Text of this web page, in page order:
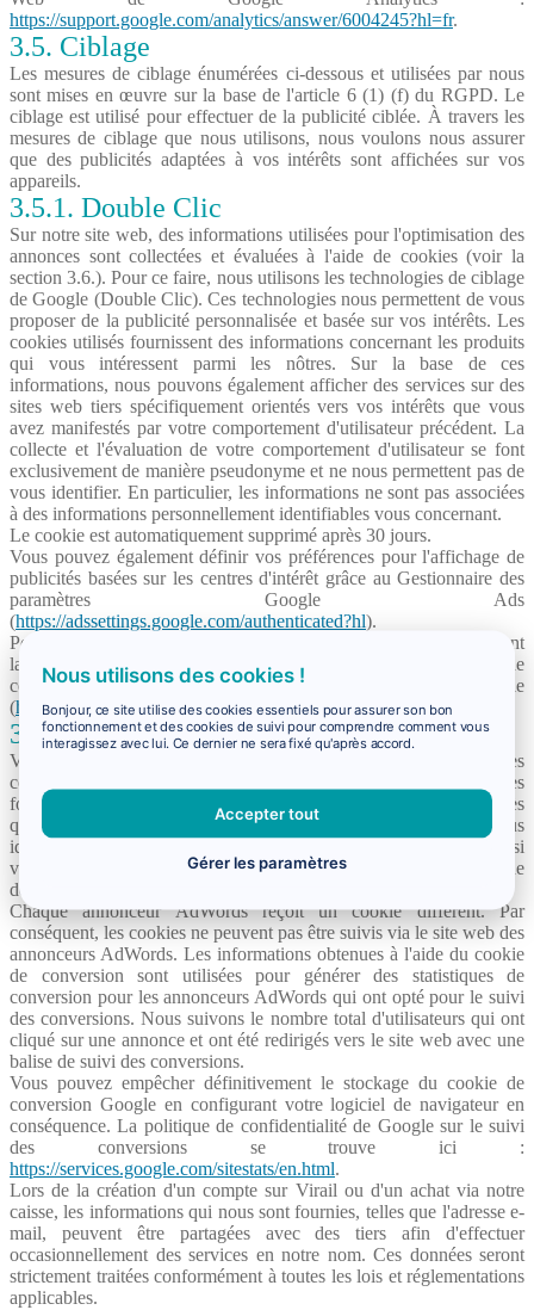
https://support.google.com/analytics/answer/6004245?hl=fr.
3.5. Ciblage
Les mesures de ciblage énumérées ci-dessous et utilisées par nous
sont mises en œuvre sur la base de l'article 6 (1) (f) du RGPD. Le
ciblage est utilisé pour effectuer de la publicité ciblée. À travers les
mesures de ciblage que nous utilisons, nous voulons nous assurer
que des publicités adaptées à vos intérêts sont affichées sur vos
appareils.
3.5.1. Double Clic
Sur notre site web, des informations utilisées pour l'optimisation des
annonces sont collectées et évaluées à l'aide de cookies (voir la
section 3.6.). Pour ce faire, nous utilisons les technologies de ciblage
de Google (Double Clic). Ces technologies nous permettent de vous
proposer de la publicité personnalisée et basée sur vos intérêts. Les
cookies utilisés fournissent des informations concernant les produits
qui vous intéressent parmi les nôtres. Sur la base de ces
informations, nous pouvons également afficher des services sur des
sites web tiers spécifiquement orientés vers vos intérêts que vous
avez manifestés par votre comportement d'utilisateur précédent. La
collecte et l'évaluation de votre comportement d'utilisateur se font
exclusivement de manière pseudonyme et ne nous permettent pas de
vous identifier. En particulier, les informations ne sont pas associées
à des informations personnellement identifiables vous concernant.
Le cookie est automatiquement supprimé après 30 jours.
Vous pouvez également définir vos préférences pour l'affichage de
publicités basées sur les centres d'intérêt grâce au Gestionnaire des
paramètres Google Ads
(https://adssettings.google.com/authenticated?hl).
Pour plus d'informations et la politique de confidentialité concernant
la publicité et Google, veuillez vous référer à la Politique de
confidentialité et aux Conditions d'utilisation de Google
(https://policies.google.com/technologies/ads?hl).
3.5.2. Google AdWords
Virail utilise le service Google AdWords, qui utilise le suivi des
conversions pour mesurer l'efficacité des annonces, des offres et des
fonctionnalités individuelles. Pour ce faire, un cookie est défini dès
que vous cliquez sur une annonce Google. Ce cookie ne vous
identifie pas personnellement, mais permet plutôt de déterminer si
vous retournez sur la page avec l'offre spécifique pendant la période
de 30 jours pendant laquelle le cookie est valide.
Chaque annonceur AdWords reçoit un cookie différent. Par
conséquent, les cookies ne peuvent pas être suivis via le site web des
annonceurs AdWords. Les informations obtenues à l'aide du cookie
de conversion sont utilisées pour générer des statistiques de
conversion pour les annonceurs AdWords qui ont opté pour le suivi
des conversions. Nous suivons le nombre total d'utilisateurs qui ont
cliqué sur une annonce et ont été redirigés vers le site web avec une
balise de suivi des conversions.
Vous pouvez empêcher définitivement le stockage du cookie de
conversion Google en configurant votre logiciel de navigateur en
conséquence. La politique de confidentialité de Google sur le suivi
des conversions se trouve ici :
https://services.google.com/sitestats/en.html.
Lors de la création d'un compte sur Virail ou d'un achat via notre
caisse, les informations qui nous sont fournies, telles que l'adresse e-
mail, peuvent être partagées avec des tiers afin d'effectuer
occasionnellement des services en notre nom. Ces données seront
strictement traitées conformément à toutes les lois et réglementations
applicables.
Nous utilisons des cookies !
Bonjour, ce site utilise des cookies essentiels pour assurer son bon
fonctionnement et des cookies de suivi pour comprendre comment vous
interagissez avec lui. Ce dernier ne sera fixé qu'après accord.
Accepter tout
Gérer les paramètres